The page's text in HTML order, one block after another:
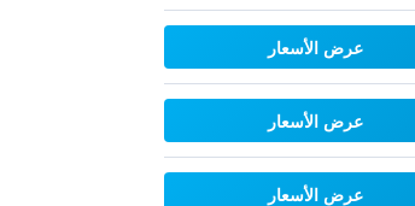
عرض الأسعار
عرض الأسعار
عرض الأسعار